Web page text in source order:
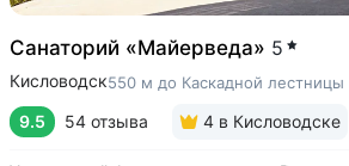
Санаторий «Майерведа» 5
Кисловодск550 м до Каскадной лестницы
9.5 54 отзыва 4 в Кисловодске